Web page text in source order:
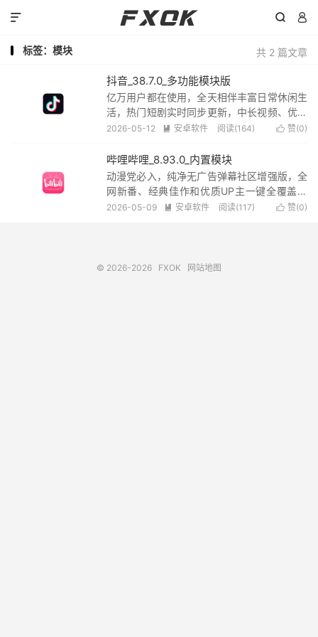
 

共 2 篇文章
标签：模块
抖音_38.7.0_多功能模块版
亿万用户都在使用，全天相伴丰富日常休闲生
活，热门短剧实时同步更新，中长视频、优质
原创内容一应俱全；内置贴心长辈专属模式，
功能齐全实用，使用体验流畅又省心. 教程：
【关闭网络】安装去除签名版本。安装完...
 赞(0)
2026-05-12  安卓软件 阅读(164)
哔哩哔哩_8.93.0_内置模块
动漫党必入，纯净无广告弹幕社区增强版，全
网新番、经典佳作和优质UP主一键全覆盖，
高清画质加持趣味弹幕互动，沉浸式追番体验
骤：...
 赞(0)
2026-05-09  安卓软件 阅读(117)
© 2026-2026 FXOK 网站地图